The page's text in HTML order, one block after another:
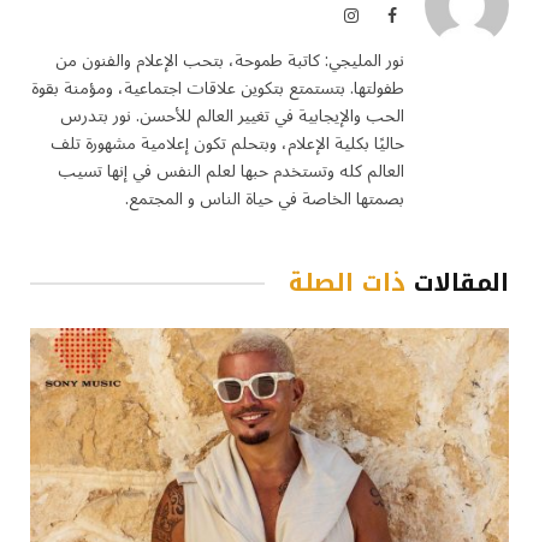
فيسبوكالانستغرام
نور المليجي: كاتبة طموحة، بتحب الإعلام والفنون من
طفولتها. بتستمتع بتكوين علاقات اجتماعية، ومؤمنة بقوة
الحب والإيجابية في تغيير العالم للأحسن. نور بتدرس
حاليًا بكلية الإعلام، وبتحلم تكون إعلامية مشهورة تلف
العالم كله وتستخدم حبها لعلم النفس في إنها تسيب
بصمتها الخاصة في حياة الناس و المجتمع.
المقالات ذات الصلة